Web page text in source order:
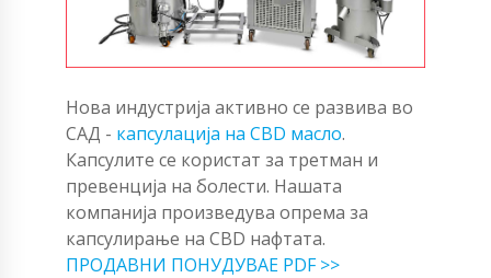
Нова индустрија активно се развива во
САД - капсулација на CBD масло.
Капсулите се користат за третман и
превенција на болести. Нашата
компанија произведува опрема за
капсулирање на CBD нафтата.
ПРОДАВНИ ПОНУДУВАЕ PDF >>